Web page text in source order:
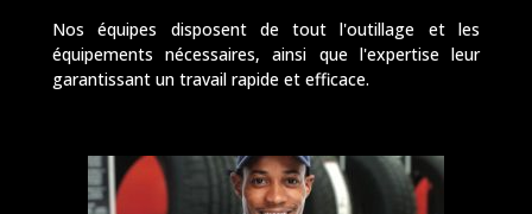
Nos équipes disposent de tout l'outillage et les
équipements nécessaires, ainsi que l'expertise leur
garantissant un travail rapide et efficace.